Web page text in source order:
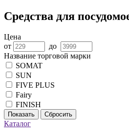
Средства для
Цена
от
до
Название торговой марки
SOMAT
SUN
FIVE PLUS
Fairy
FINISH
Показать Сбросить
Каталог